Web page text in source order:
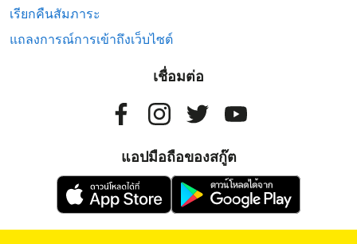
เรียกคืนสัมภาระ
แถลงการณ์การเข้าถึงเว็บไซต์
เชื่อมต่อ
แอปมือถือของสกู๊ต